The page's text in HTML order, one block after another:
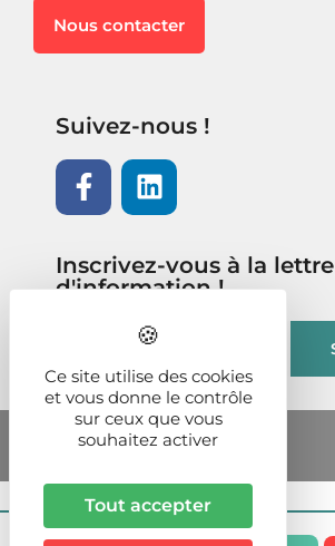
Nous contacter
Suivez-nous !
Inscrivez-vous à la lettre
d'information !
Ce site utilise des cookies
et vous donne le contrôle
sur ceux que vous
souhaitez activer
Tout accepter